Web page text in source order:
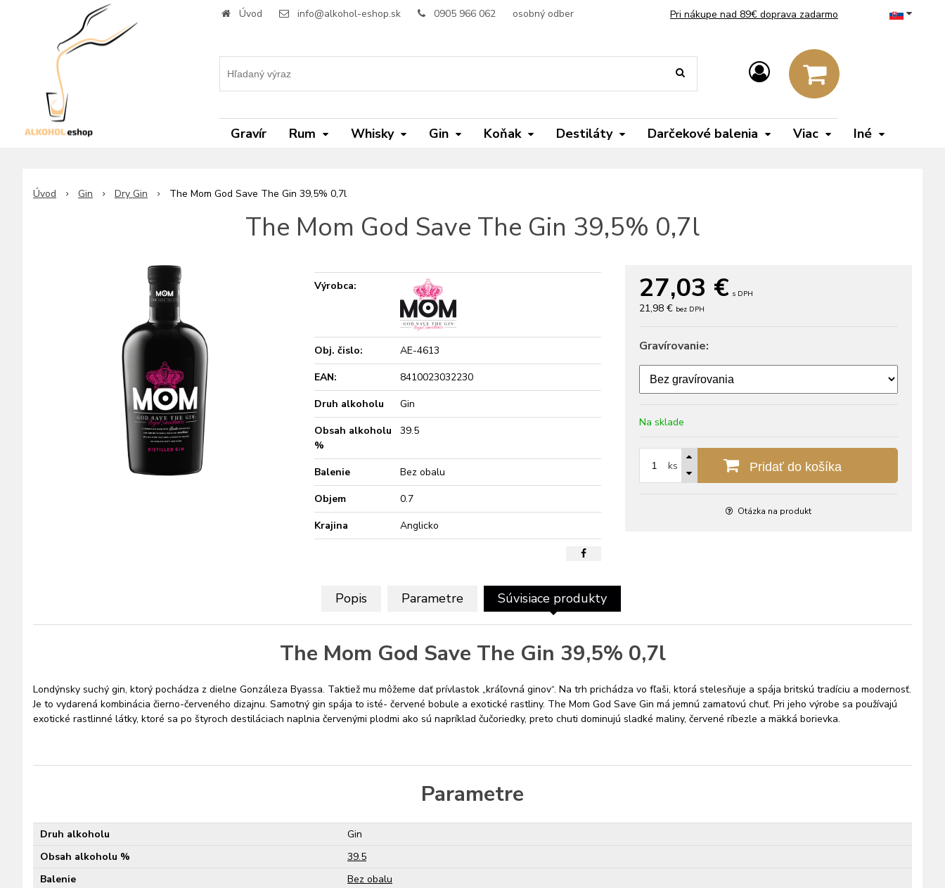
Úvod info@alkohol-eshop.sk 0905 966 062 osobný odber Pri nákupe nad 89€ doprava zadarmo
Gravír Rum Whisky Gin Koňak Destiláty Darčekové balenia Viac Iné
Úvod Gin Dry Gin The Mom God Save The Gin 39,5% 0,7l
The Mom God Save The Gin 39,5% 0,7l
27,03 € s DPH
21,98 € bez DPH
Gravírovanie:
Na sklade
ks Pridať do košíka
Otázka na produkt
Výrobca:
Obj. čislo:
AE-4613
EAN:
8410023032230
Druh alkoholu
Gin
Obsah alkoholu
%
39.5
Balenie
Bez obalu
Objem
0.7
Krajina
Anglicko
Popis Parametre Súvisiace produkty
The Mom God Save The Gin 39,5% 0,7l
Londýnsky suchý gin, ktorý pochádza z dielne Gonzáleza Byassa. Taktiež mu môžeme dať prívlastok „kráľovná ginov“. Na trh prichádza vo fľaši, ktorá stelesňuje a spája britskú tradíciu a modernosť.
Je to vydarená kombinácia čierno-červeného dizajnu. Samotný gin spája to isté- červené bobule a exotické rastliny. The Mom God Save Gin má jemnú zamatovú chuť. Pri jeho výrobe sa používajú
exotické rastlinné látky, ktoré sa po štyroch destiláciach naplnia červenými plodmi ako sú napríklad čučoriedky, preto chuti dominujú sladké maliny, červené ríbezle a mäkká borievka.
Parametre
Druh alkoholu
Gin
Obsah alkoholu %
39.5
Balenie
Bez obalu